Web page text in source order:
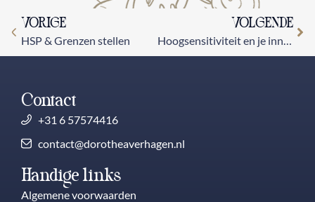
VORIGE
HSP & Grenzen stellen
VOLGENDE
Hoogsensitiviteit en je innerlijke kind
Contact
+31 6 57574416
contact@dorotheaverhagen.nl
Handige links
Algemene voorwaarden